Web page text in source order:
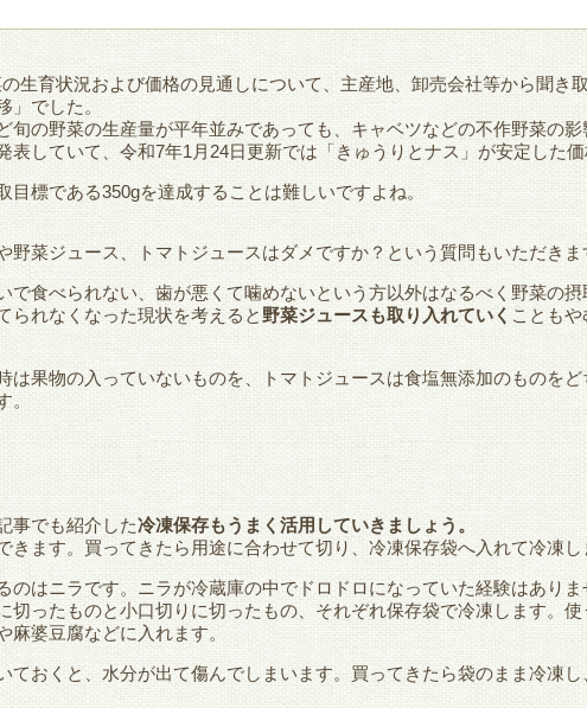
生育状況および価格の見通しについて、主産地、卸売会社等から聞き
」でした。
旬の野菜の生産量が平年並みであっても、キャベツなどの不作野菜の影
表していて、令和7年1月24日更新では「きゅうりとナス」が安定した
目標である350gを達成することは難しいですよね。
野菜ジュース、トマトジュースはダメですか？という質問もいただきま
で食べられない、歯が悪くて噛めないという方以外はなるべく野菜の摂
られなくなった現状を考えると 野菜ジュースも取り入れていく ことも
は果物の入っていないものを、トマトジュースは食塩無添加のものを
。
事でも紹介した冷凍保存もうまく活用していきましょう。
きます。買ってきたら用途に合わせて切り、冷凍保存袋へ入れて冷凍し
のはニラです。ニラが冷蔵庫の中でドロドロになっていた経験はありま
切ったものと小口切りに切ったもの、それぞれ保存袋で冷凍します。使
麻婆豆腐などに入れます。
ておくと、水分が出て傷んでしまいます。買ってきたら袋のまま冷凍